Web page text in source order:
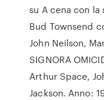
su A cena con
Bud Townsend
John Neilson,
SIGNORA
Arthur Space,
Jackson. Anno: